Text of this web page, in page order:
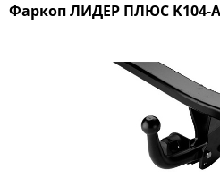
Фаркоп ЛИДЕР ПЛЮС K104-A